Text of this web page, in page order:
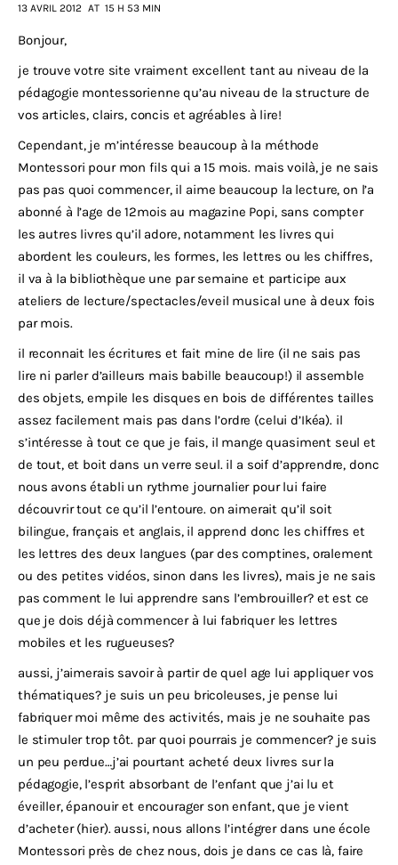
13 AVRIL 2012 AT 15 H 53 MIN
Bonjour,
je trouve votre site vraiment excellent tant au niveau de la
pédagogie montessorienne qu’au niveau de la structure de
vos articles, clairs, concis et agréables à lire!
Cependant, je m’intéresse beaucoup à la méthode
Montessori pour mon fils qui a 15 mois. mais voilà, je ne sais
pas pas quoi commencer, il aime beaucoup la lecture, on l’a
abonné à l’age de 12mois au magazine Popi, sans compter
les autres livres qu’il adore, notamment les livres qui
abordent les couleurs, les formes, les lettres ou les chiffres,
il va à la bibliothèque une par semaine et participe aux
ateliers de lecture/spectacles/eveil musical une à deux fois
par mois.
il reconnait les écritures et fait mine de lire (il ne sais pas
lire ni parler d’ailleurs mais babille beaucoup!) il assemble
des objets, empile les disques en bois de différentes tailles
assez facilement mais pas dans l’ordre (celui d’Ikéa). il
s’intéresse à tout ce que je fais, il mange quasiment seul et
de tout, et boit dans un verre seul. il a soif d’apprendre, donc
nous avons établi un rythme journalier pour lui faire
découvrir tout ce qu’il l’entoure. on aimerait qu’il soit
bilingue, français et anglais, il apprend donc les chiffres et
les lettres des deux langues (par des comptines, oralement
ou des petites vidéos, sinon dans les livres), mais je ne sais
pas comment le lui apprendre sans l’embrouiller? et est ce
que je dois déjà commencer à lui fabriquer les lettres
mobiles et les rugueuses?
aussi, j’aimerais savoir à partir de quel age lui appliquer vos
thématiques? je suis un peu bricoleuses, je pense lui
fabriquer moi même des activités, mais je ne souhaite pas
le stimuler trop tôt. par quoi pourrais je commencer? je suis
un peu perdue…j’ai pourtant acheté deux livres sur la
pédagogie, l’esprit absorbant de l’enfant que j’ai lu et
éveiller, épanouir et encourager son enfant, que je vient
d’acheter (hier). aussi, nous allons l’intégrer dans une école
Montessori près de chez nous, dois je dans ce cas là, faire